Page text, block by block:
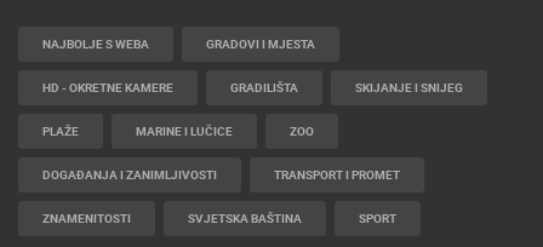
NAJBOLJE S WEBA GRADOVI I MJESTA
HD - OKRETNE KAMERE GRADILIŠTA SKIJANJE I SNIJEG
PLAŽE MARINE I LUČICE ZOO
DOGAĐANJA I ZANIMLJIVOSTI TRANSPORT I PROMET
ZNAMENITOSTI SVJETSKA BAŠTINA SPORT